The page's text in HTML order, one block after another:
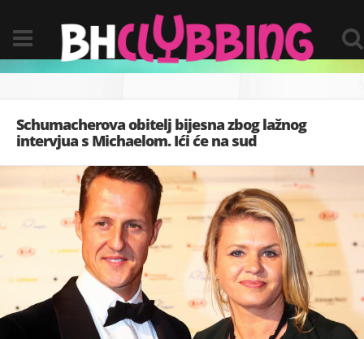
Schumacherova obitelj bijesna zbog lažnog
intervjua s Michaelom. Ići će na sud